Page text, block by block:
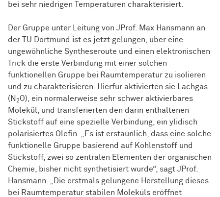
bei sehr niedrigen Temperaturen charakterisiert.
Der Gruppe unter Leitung von JProf. Max Hansmann an
der TU Dortmund ist es jetzt gelungen, über eine
ungewöhnliche Syntheseroute und einen elektronischen
Trick die erste Verbindung mit einer solchen
funktionellen Gruppe bei Raumtemperatur zu isolieren
und zu charakterisieren. Hierfür aktivierten sie Lachgas
(N 2O), ein normalerweise sehr schwer aktivierbares
Molekül, und transferierten den darin enthaltenen
Stickstoff auf eine spezielle Verbindung, ein ylidisch
polarisiertes Olefin. „Es ist erstaunlich, dass eine solche
funktionelle Gruppe basierend auf Kohlenstoff und
Stickstoff, zwei so zentralen Elementen der organischen
Chemie, bisher nicht synthetisiert wurde“, sagt JProf.
Hansmann. „Die erstmals gelungene Herstellung dieses
bei Raumtemperatur stabilen Moleküls eröffnet